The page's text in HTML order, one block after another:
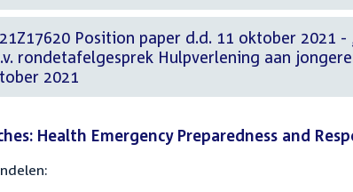
Position paper d.d. 11 oktober 2021 - , Position paper P.
rondetafelgesprek Hulpverlening aan
2021
Health Emergency Preparedness and